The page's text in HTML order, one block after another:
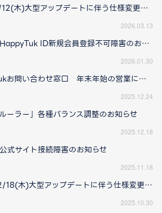
2026/3/12(木)大型アップデートに伴う仕様変更のお知らせ(2026/3/13更新)
2026.03.13
【復旧】HappyTuk ID新規会員登録不可障害のお知らせ
2026.01.30
HappyTukお問い合わせ窓口 年末年始の営業について
2025.12.24
ルーラー」各種バランス調整のお知らせ
2025.12.18
公式サイト接続障害のお知らせ
2025.11.18
2025/12/18(木)大型アップデートに伴う仕様変更のお知らせ(2025/11/20更新)
2025.10.30